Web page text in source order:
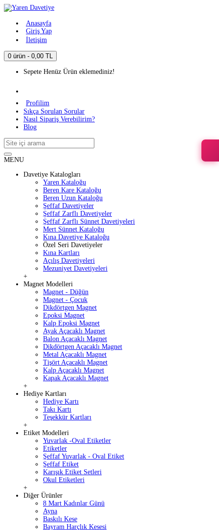
Anasayfa
Giriş Yap
İletişim
0 ürün - 0,00 TL
Sepete Henüz Ürün eklemediniz!
Profilim
Sıkça Sorulan Sorular
Nasıl Sipariş Verebilirim?
Blog
MENU
Davetiye Katalogları
Yaren Kataloğu
Beren Kare Kataloğu
Beren Uzun Kataloğu
Şeffaf Davetiyeler
Şeffaf Zarflı Davetiyeler
Şeffaf Zarflı Sünnet Davetiyeleri
Mert Sünnet Kataloğu
Kına Davetiye Kataloğu
Özel Seri Davetiyeler
Kına Kartları
Açılış Davetiyeleri
Mezuniyet Davetiyeleri
+
Magnet Modelleri
Magnet - Düğün
Magnet - Çocuk
Dikdörtgen Magnet
Epoksi Magnet
Kalp Epoksi Magnet
Ayak Açacaklı Magnet
Balon Açacaklı Magnet
Dikdörtgen Açacaklı Magnet
Metal Açacaklı Magnet
Tişört Açacaklı Magnet
Kalp Açacaklı Magnet
Kapak Açacaklı Magnet
+
Hediye Kartları
Hediye Kartı
Takı Kartı
Teşekkür Kartları
+
Etiket Modelleri
Yuvarlak -Oval Etiketler
Etiketler
Şeffaf Yuvarlak - Oval Etiket
Şeffaf Etiket
Karışık Etiket Setleri
Okul Etiketleri
+
Diğer Ürünler
8 Mart Kadınlar Günü
Ayna
Baskılı Kese
Bayram Harçlık Kesesi